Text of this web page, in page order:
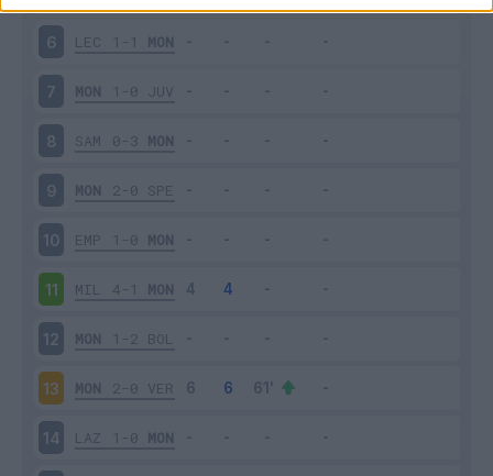
6 LEC 1-1 MON
7 MON 1-0 JUV
8 SAM 0-3 MON
9 MON 2-0 SPE
10 EMP 1-0 MON
11 MIL 4-1 MON
12 MON 1-2 BOL
13 MON 2-0 VER
14 LAZ 1-0 MON